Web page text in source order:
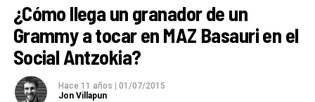
¿Cómo llega un granador de un
Grammy a tocar en MAZ Basauri en el
Social Antzokia?
Hace 11 años
01/07/2015
Jon Villapun